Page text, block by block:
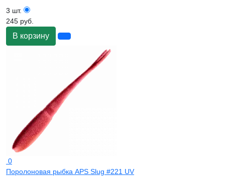
3 шт.
245 руб.
В корзину
0
Поролоновая рыбка APS Slug #221 UV